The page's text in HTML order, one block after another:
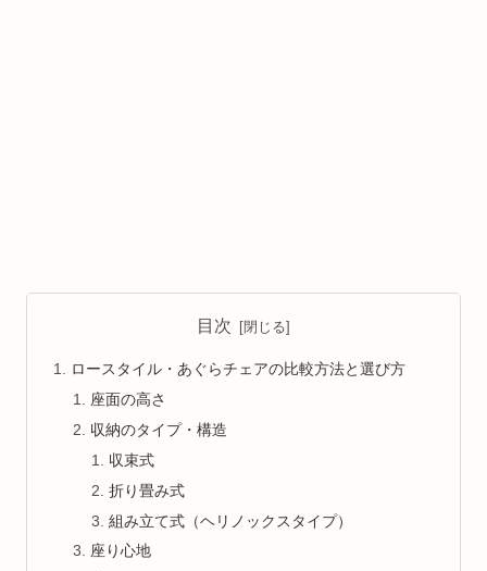
目次
ロースタイル・あぐらチェアの比較方法と選び方
座面の高さ
収納のタイプ・構造
収束式
折り畳み式
組み立て式（ヘリノックスタイプ）
座り心地